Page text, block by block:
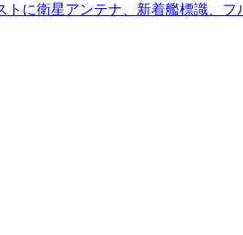
に衛星アンテナ、新着艦標識、